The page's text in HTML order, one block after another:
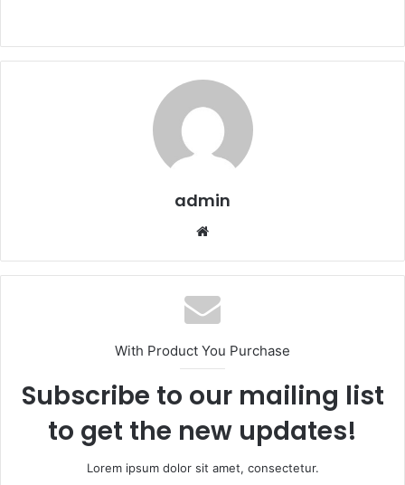
admin
sit
esi
With Product You Purchase
Subscribe to our mailing list
to get the new updates!
Lorem ipsum dolor sit amet, consectetur.